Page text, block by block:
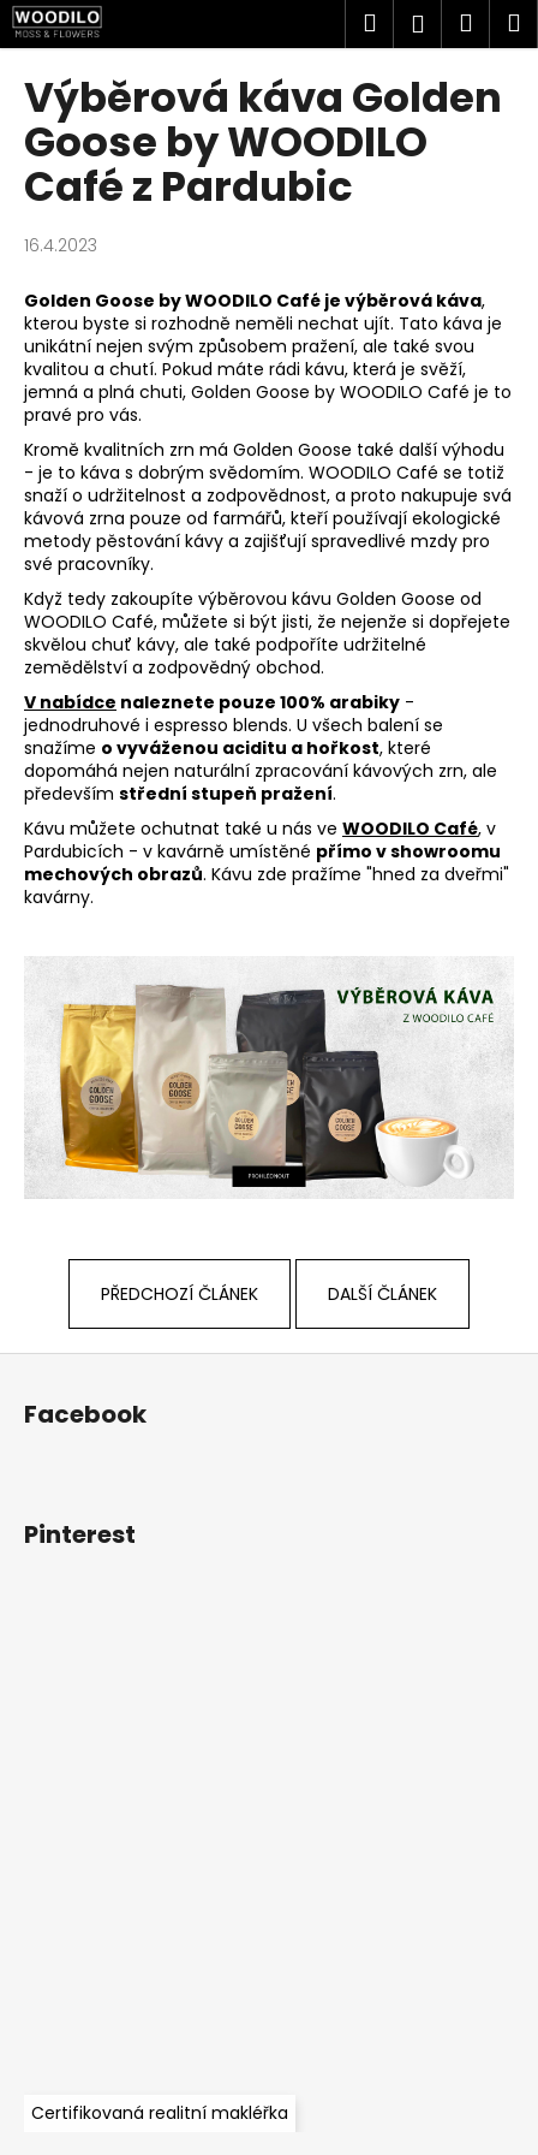
Přejít
na
obsah
Hledat
Výběrová káva Golden
Goose by WOODILO
Café z Pardubic
16.4.2023
Golden Goose by WOODILO Café je výběrová káva,
kterou byste si rozhodně neměli nechat ujít. Tato káva je
unikátní nejen svým způsobem pražení, ale také svou
kvalitou a chutí. Pokud máte rádi kávu, která je svěží,
jemná a plná chuti, Golden Goose by WOODILO Café je to
pravé pro vás.
Kromě kvalitních zrn má Golden Goose také další výhodu
- je to káva s dobrým svědomím. WOODILO Café se totiž
snaží o udržitelnost a zodpovědnost, a proto nakupuje svá
kávová zrna pouze od farmářů, kteří používají ekologické
metody pěstování kávy a zajišťují spravedlivé mzdy pro
své pracovníky.
Když tedy zakoupíte výběrovou kávu Golden Goose od
WOODILO Café, můžete si být jisti, že nejenže si dopřejete
skvělou chuť kávy, ale také podpoříte udržitelné
zemědělství a zodpovědný obchod.
V nabídce naleznete pouze 100% arabiky -
jednodruhové i espresso blends. U všech balení se
snažíme o vyváženou aciditu a hořkost, které
dopomáhá nejen naturální zpracování kávových zrn, ale
především střední stupeň pražení.
Kávu můžete ochutnat také u nás ve WOODILO Café, v
Pardubicích - v kavárně umístěné přímo v showroomu
mechových obrazů. Kávu zde pražíme "hned za dveřmi"
kavárny.
PŘEDCHOZÍ ČLÁNEK DALŠÍ ČLÁNEK
K
o
C
o
p
t
ř
e
b
u
j
e
t
e
n
a
j
í
t
?
HLEDAT
o
u
j
e
Z
Facebook
Pinterest
Certifikovaná realitní makléřka